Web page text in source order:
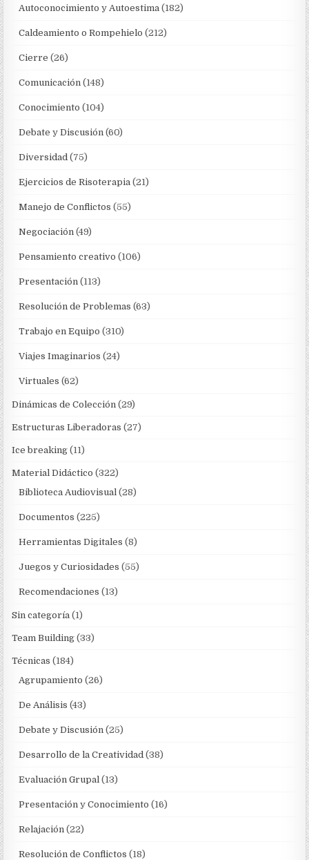
Autoconocimiento y Autoestima (182)
Caldeamiento o Rompehielo (212)
Cierre (26)
Comunicación (148)
Conocimiento (104)
Debate y Discusión (60)
Diversidad (75)
Ejercicios de Risoterapia (21)
Manejo de Conflictos (55)
Negociación (49)
Pensamiento creativo (106)
Presentación (113)
Resolución de Problemas (63)
Trabajo en Equipo (310)
Viajes Imaginarios (24)
Virtuales (62)
Dinámicas de Colección (29)
Estructuras Liberadoras (27)
Ice breaking (11)
Material Didáctico (322)
Biblioteca Audiovisual (28)
Documentos (225)
Herramientas Digitales (8)
Juegos y Curiosidades (55)
Recomendaciones (13)
Sin categoría (1)
Team Building (33)
Técnicas (184)
Agrupamiento (26)
De Análisis (43)
Debate y Discusión (25)
Desarrollo de la Creatividad (38)
Evaluación Grupal (13)
Presentación y Conocimiento (16)
Relajación (22)
Resolución de Conflictos (18)